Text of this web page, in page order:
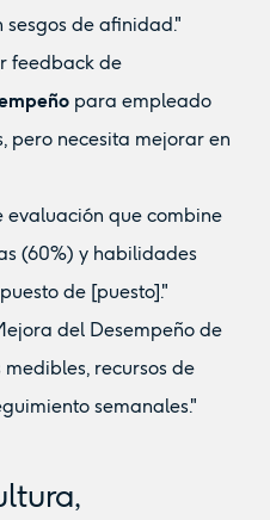
de afinidad."
feedback de
para empleado
pero necesita mejorar en
que combine
(60%) y habilidades
de [puesto]."
del Desempeño de
recursos de
semanales."